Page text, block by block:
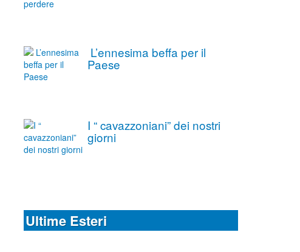
L’ennesima beffa per il
Paese
I “ cavazzoniani” dei nostri
giorni
Ultime Esteri